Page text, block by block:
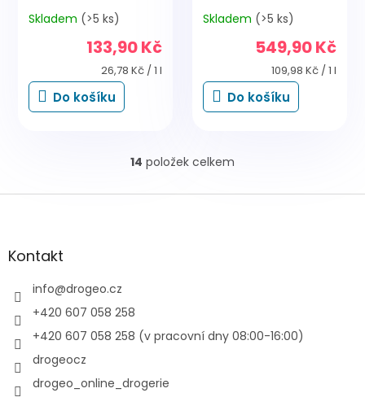
Skladem (>5 ks)
133,90 Kč
Měrná
cena:
26,78 Kč / 1 l
Do košíku
Skladem (>5 ks)
549,90 Kč
Měrná
cena:
109,98 Kč / 1 l
Do košíku
O
l
k
14 položek celkem
Z
aKontakt
info@drogeo.cz
+420 607 058 258
+420 607 058 258 (v pracovní dny 08:00-16:00)
drogeocz
drogeo_online_drogerie